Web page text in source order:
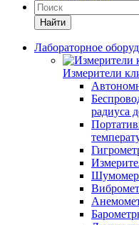
Найти
Лабораторное
Измерители
радиуса